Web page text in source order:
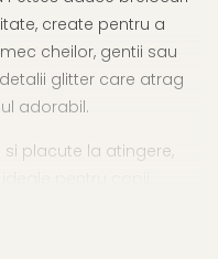
create pentru a
cheilor, gentii sau
glitter care atrag
adorabil.
si placute la atingere,
vesele. Sunt practice,
colectii sau pentru